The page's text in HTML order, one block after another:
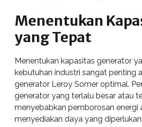
Menentukan
yang Tepat
Menentukan kapasitas generator
kebutuhan industri sangat penting
generator Leroy Somer optimal.
generator yang terlalu besar atau
menyebabkan pemborosan energi
menyediakan daya yang diperlukan.